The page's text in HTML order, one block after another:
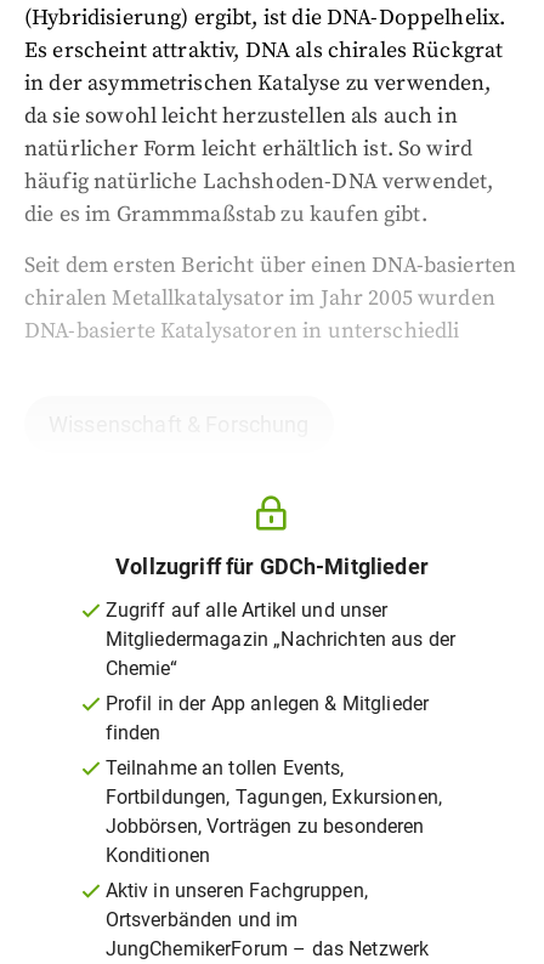
(Hybridisierung) ergibt, ist die DNA-Doppelhelix.
Es erscheint attraktiv, DNA als chirales Rückgrat
in der asymmetrischen Katalyse zu verwenden,
da sie sowohl leicht herzustellen als auch in
natürlicher Form leicht erhältlich ist. So wird
häufig natürliche Lachshoden-DNA verwendet,
die es im Grammmaßstab zu kaufen gibt.
Seit dem ersten Bericht über einen DNA-basierten
chiralen Metallkatalysator im Jahr 2005 wurden
DNA-basierte Katalysatoren in unterschiedli
Vollzugriff für GDCh-Mitglieder
Zugriff auf alle Artikel und unser
Mitgliedermagazin „Nachrichten aus der
Chemie“
Profil in der App anlegen & Mitglieder
finden
Teilnahme an tollen Events,
Fortbildungen, Tagungen, Exkursionen,
Jobbörsen, Vorträgen zu besonderen
Konditionen
Aktiv in unseren Fachgruppen,
Ortsverbänden und im
JungChemikerForum – das Netzwerk